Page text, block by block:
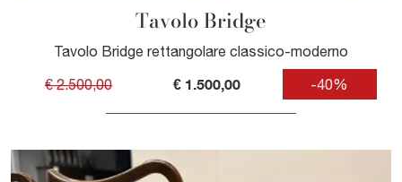
Tavolo Bridge
Tavolo Bridge rettangolare classico-moderno
€ 2.500,00 € 1.500,00 -40%